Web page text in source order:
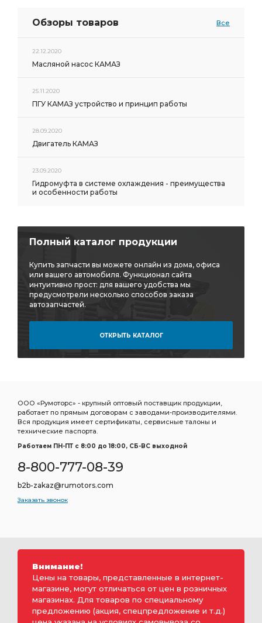
Обзоры товаров Все
22.12.2020
Масляной насос КАМАЗ
25.11.2020
ПГУ КАМАЗ устройство и принцип работы
28.09.2020
Двигатель КАМАЗ
23.09.2020
Гидромуфта в системе охлаждения - преимущества
и особенности работы
Полный каталог продукции
Купить запчасти вы можете онлайн из дома, офиса
или вашего автомобиля. Функционал сайта
интуитивно прост: для вашего удобства мы
предусмотрели несколько способов заказа
автозапчастей.
ОТКРЫТЬ КАТАЛОГ
ООО «Румоторс» - крупный оптовый поставщик продукции,
работает по прямым договорам с заводами-производителями.
Вся продукция имеет сертификаты, сервисные талоны и
технические паспорта.
Работаем ПН-ПТ c 8:00 до 18:00, СБ-ВС выходной
8-800-777-08-39
b2b-zakaz@rumotors.com
Заказать звонок
Внимание!
Цены на товары, представленные в интернет-
магазине, могут отличаться от цен в розничных
магазинах. Для товаров по специальному
предложению (акция, спецпредложение и т.д.)